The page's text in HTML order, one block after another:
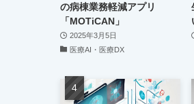
の病棟業務軽減アプリ
「MOTiCAN」
2025年3月5日
医療AI・医療DX